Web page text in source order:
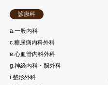
診療科
a.一般内科
c.糖尿病内科外科
e.心血管内科外科
g.神経内科・脳外科
i.整形外科